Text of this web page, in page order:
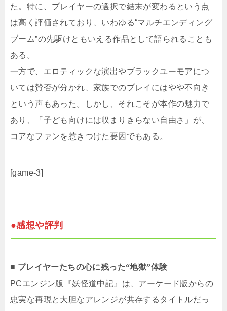
た。特に、プレイヤーの選択で結末が変わるという点
は高く評価されており、いわゆる“マルチエンディング
ブーム”の先駆けともいえる作品として語られることも
ある。
一方で、エロティックな演出やブラックユーモアにつ
いては賛否が分かれ、家族でのプレイにはやや不向き
という声もあった。しかし、それこそが本作の魅力で
あり、「子ども向けには収まりきらない自由さ」が、
コアなファンを惹きつけた要因でもある。
[game-3]
●感想や評判
■ プレイヤーたちの心に残った“地獄”体験
PCエンジン版『妖怪道中記』は、アーケード版からの
忠実な再現と大胆なアレンジが共存するタイトルだっ